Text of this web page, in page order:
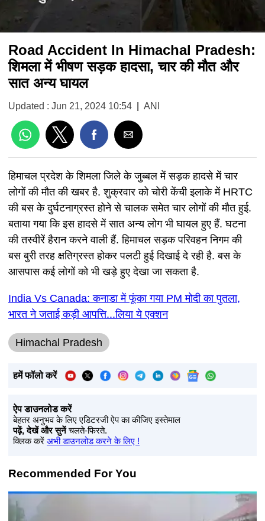
Road Accident In Himachal Pradesh:
शिमला में भीषण सड़क हादसा, चार की मौत और
सात अन्य घायल
Updated : Jun 21, 2024 10:54 ANI
हिमाचल प्रदेश के शिमला जिले के जुब्बल में सड़क हादसे में चार
लोगों की मौत की खबर है. शुक्रवार को चोरी केंची इलाके में HRTC
की बस के दुर्घटनाग्रस्त होने से चालक समेत चार लोगों की मौत हुई.
बताया गया कि इस हादसे में सात अन्य लोग भी घायल हुए हैं. घटना
की तस्वीरें हैरान करने वाली हैं. हिमाचल सड़क परिवहन निगम की
बस बुरी तरह क्षतिग्रस्त होकर पलटी हुई दिखाई दे रही है. बस के
आसपास कई लोगों को भी खड़े हुए देखा जा सकता है.
India Vs Canada: कनाडा में फूंका गया PM मोदी का पुतला,
भारत ने जताई कड़ी आपत्ति...लिया ये एक्शन
Himachal Pradesh
हमें फॉलो करें
ऐप डाउनलोड करें
बेहतर अनुभव के लिए एडिटरजी ऐप का कीजिए इस्तेमाल
पढ़ें, देखें और सुनेंचलते-फिरते.
क्लिक करें अभी डाउनलोड करने के लिए !
Recommended For You